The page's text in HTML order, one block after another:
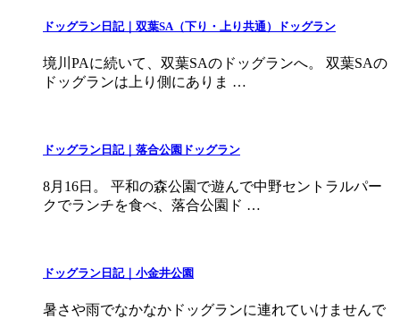
ドッグラン日記｜双葉SA（下り・上り共通）ドッグラン
境川PAに続いて、双葉SAのドッグランへ。 双葉SAの
ドッグランは上り側にありま …
ドッグラン日記｜落合公園ドッグラン
8月16日。 平和の森公園で遊んで中野セントラルパー
クでランチを食べ、落合公園ド …
ドッグラン日記｜小金井公園
暑さや雨でなかなかドッグランに連れていけませんで